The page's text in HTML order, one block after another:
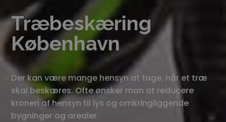
Træbeskæring
København
Der kan være mange hensyn at tage, når et træ
skal beskæres. Ofte ønsker man at reducere
kronen af hensyn til lys og omkringliggende
bygninger og arealer.